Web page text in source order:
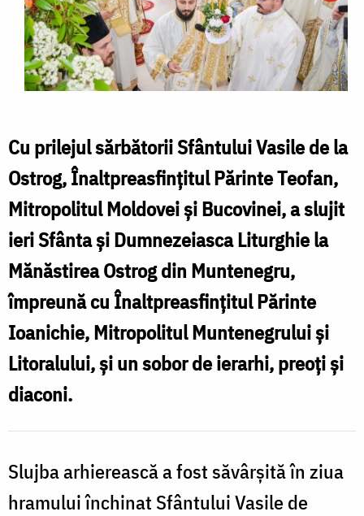
Cu prilejul sărbătorii Sfântului Vasile de la
Ostrog, Înaltpreasfințitul Părinte Teofan,
Mitropolitul Moldovei și Bucovinei, a slujit
ieri Sfânta și Dumnezeiasca Liturghie la
Mănăstirea Ostrog din Muntenegru,
împreună cu Înaltpreasfințitul Părinte
Ioanichie, Mitropolitul Muntenegrului și
Litoralului, și un sobor de ierarhi, preoți și
diaconi.
Slujba arhierească a fost săvârșită în ziua
hramului închinat Sfântului Vasile de